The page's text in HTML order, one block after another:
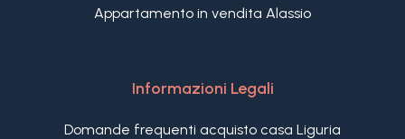
Appartamento in vendita Alassio
Informazioni Legali
Domande frequenti acquisto casa Liguria